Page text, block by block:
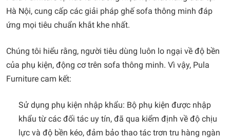
Hà Nội, cung cấp các giải pháp ghế sofa thông minh đáp
ứng mọi tiêu chuẩn khắt khe nhất.
Chúng tôi hiểu rằng, người tiêu dùng luôn lo ngại về độ bền
của phụ kiện, động cơ trên sofa thông minh. Vì vậy, Pula
Furniture cam kết:
Sử dụng phụ kiện nhập khẩu: Bộ phụ kiện được nhập
khẩu từ các đối tác uy tín, đã qua kiểm định về độ chịu
lực và độ bền kéo, đảm bảo thao tác trơn tru hàng ngàn